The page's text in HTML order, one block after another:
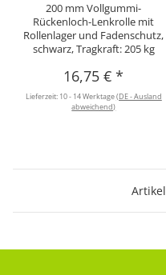
200 mm Vollgummi-
Rückenloch-Lenkrolle mit
Rollenlager und Fadenschutz,
schwarz, Tragkraft: 205 kg
16,75 €*
Lieferzeit: 10 - 14 Werktage(DE - Ausland
abweichend)
Artikel